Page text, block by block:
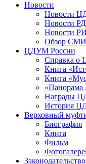
Новости
Новости
Новости
Новости
Обзор СМИ
ЦДУМ России
Справка о
Книга
Книга
«Панорама
Награды
История
Верховный
Биография
Книга
Фильм
Законодательство